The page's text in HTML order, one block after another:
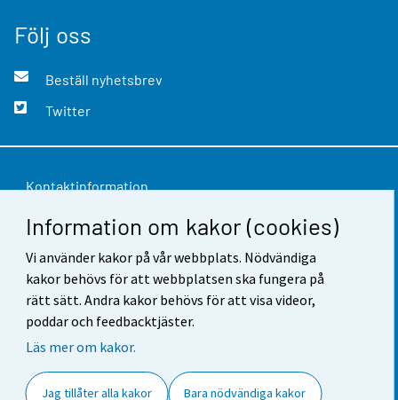
Information om kakor (cookies)
Vi använder kakor på vår webbplats. Nödvändiga
kakor behövs för att webbplatsen ska fungera på
rätt sätt. Andra kakor behövs för att visa videor,
poddar och feedbacktjäster.
Läs mer om kakor.
Jag tillåter alla kakor Bara nödvändiga kakor
Följ oss
Beställ nyhetsbrev
Twitter
Kontaktinformation
Respons
Användarvillkor
Dataskydd
Tillgänglighet